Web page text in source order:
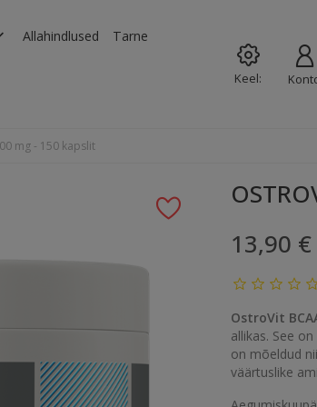
Allahindlused Tarne
Keel:
mg - 150 kapslit
13,90 €
OstroVit
allikas. See
on mõeldud
väärtuslike